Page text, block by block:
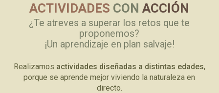
ACTIVIDADES CON ACCIÓN
¿Te atreves a superar los retos que te
proponemos?
¡Un aprendizaje en plan salvaje!
Realizamos actividades diseñadas a distintas edades,
porque se aprende mejor viviendo la naturaleza en
directo.